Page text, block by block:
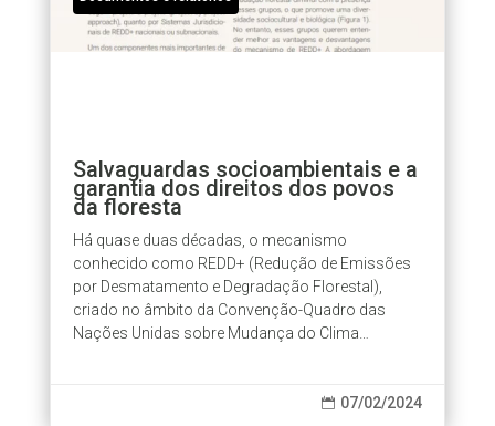
Salvaguardas socioambientais e a
garantia dos direitos dos povos
da floresta
Há quase duas décadas, o mecanismo
conhecido como REDD+ (Redução de Emissões
por Desmatamento e Degradação Florestal),
criado no âmbito da Convenção-Quadro das
Nações Unidas sobre Mudança do Clima
 07/02/2024